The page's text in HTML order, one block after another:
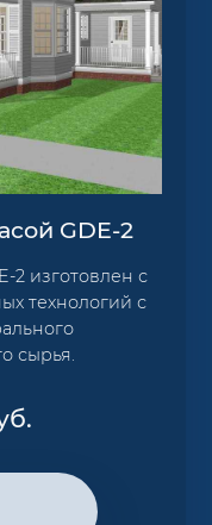
GDE-2
2 изготовлен с
технологий с
сырья.